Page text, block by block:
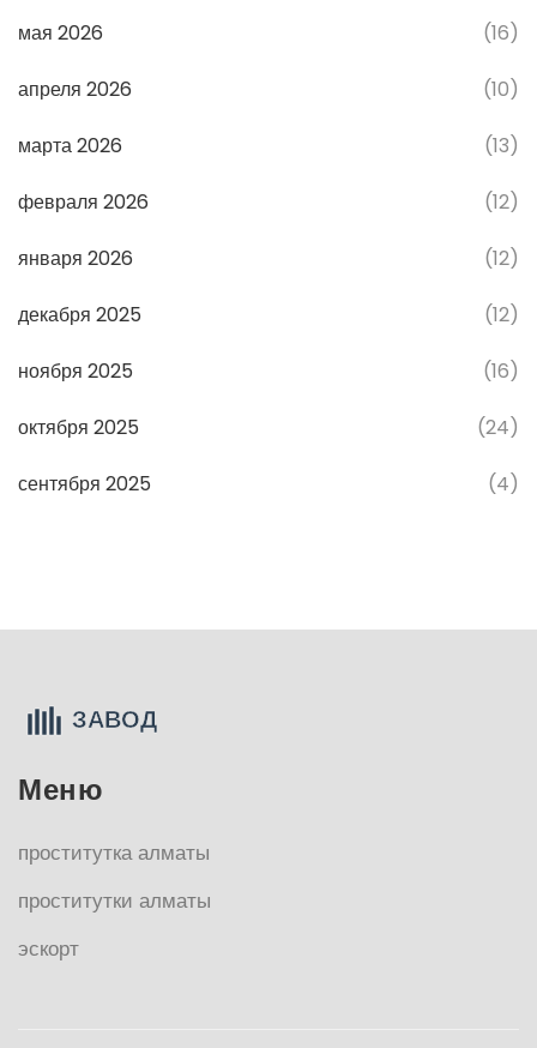
мая 2026 (16)
апреля 2026 (10)
марта 2026 (13)
февраля 2026 (12)
января 2026 (12)
декабря 2025 (12)
ноября 2025 (16)
октября 2025 (24)
сентября 2025 (4)
Меню
проститутка алматы
проститутки алматы
эскорт